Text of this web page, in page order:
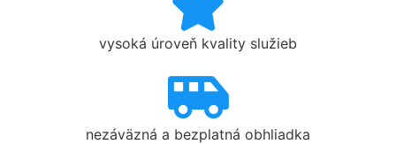
vysoká úroveň kvality služieb
nezáväzná a bezplatná obhliadka